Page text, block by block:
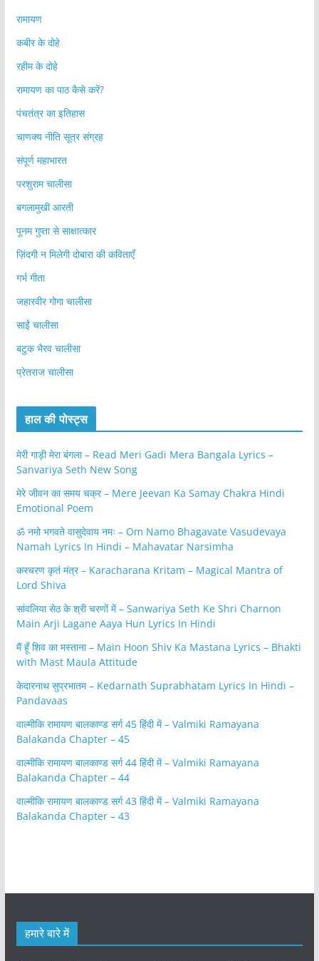
रामायण
कबीर के दोहे
रहीम के दोहे
रामायण का पाठ कैसे करें?
पंचतंत्र का इतिहास
चाणक्य नीति सूत्र संग्रह
संपूर्ण महाभारत
परशुराम चालीसा
बगलामुखी आरती
पूनम गुप्ता से साक्षात्कार
ज़िंदगी न मिलेगी दोबारा की कविताएँ
गर्भ गीता
जहारवीर गोगा चालीसा
साईं चालीसा
बटुक भैरव चालीसा
प्रेतराज चालीसा
हाल की पोस्ट्स
मेरी गाड़ी मेरा बंगला – Read Meri Gadi Mera Bangala Lyrics –
Sanvariya Seth New Song
मेरे जीवन का समय चक्र – Mere Jeevan Ka Samay Chakra Hindi
Emotional Poem
ॐ नमो भगवते वासुदेवाय नमः – Om Namo Bhagavate Vasudevaya
Namah Lyrics In Hindi – Mahavatar Narsimha
करचरण कृतं मंत्र – Karacharana Kritam – Magical Mantra of
Lord Shiva
सांवलिया सेठ के श्री चरणों में – Sanwariya Seth Ke Shri Charnon
Main Arji Lagane Aaya Hun Lyrics In Hindi
मैं हूँ शिव का मस्ताना – Main Hoon Shiv Ka Mastana Lyrics – Bhakti
with Mast Maula Attitude
केदारनाथ सुप्रभातम – Kedarnath Suprabhatam Lyrics In Hindi –
Pandavaas
वाल्मीकि रामायण बालकाण्ड सर्ग 45 हिंदी में – Valmiki Ramayana
Balakanda Chapter – 45
वाल्मीकि रामायण बालकाण्ड सर्ग 44 हिंदी में – Valmiki Ramayana
Balakanda Chapter – 44
वाल्मीकि रामायण बालकाण्ड सर्ग 43 हिंदी में – Valmiki Ramayana
Balakanda Chapter – 43
हमारे बारे में